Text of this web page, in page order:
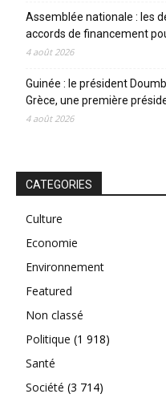
Assemblée nationale : les
accords de financement
4 août 2026
Guinée : le président
Grèce, une première
4 août 2026
CATEGORIES
Culture
Economie
Environnement
Featured
Non classé
Politique (1 918)
Santé
Société (3 714)